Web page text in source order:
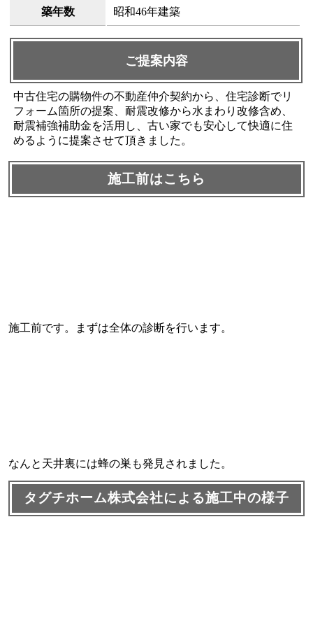
築年数 昭和46年建築
ご提案内容
中古住宅の購物件の不動産仲介契約から、住宅診断でリ
フォーム箇所の提案、耐震改修から水まわり改修含め、
耐震補強補助金を活用し、古い家でも安心して快適に住
めるように提案させて頂きました。
施工前はこちら
施工前です。まずは全体の診断を行います。
なんと天井裏には蜂の巣も発見されました。
タグチホーム株式会社による施工中の様子